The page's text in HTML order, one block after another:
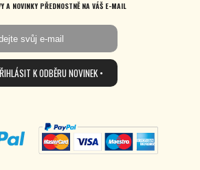
A NOVINKY PŘEDNOSTNĚ NA VÁŠ E-MAIL
K ODBĚRU NOVINEK •